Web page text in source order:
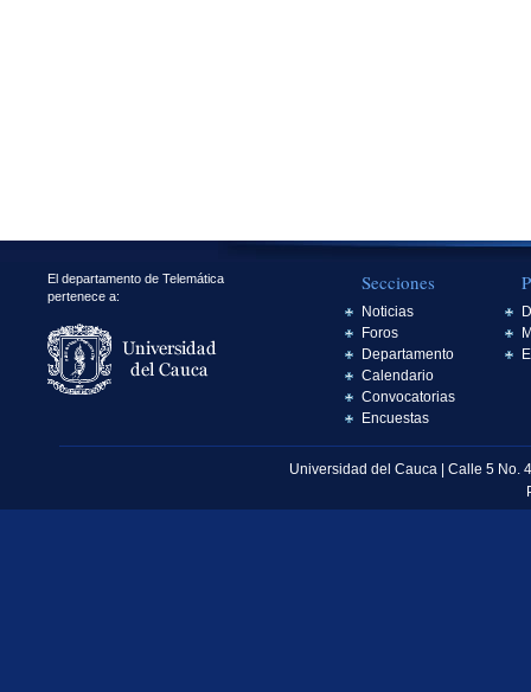
El departamento de Telemática
pertenece a:
Secciones
Noticias
Foros
Departamento
Calendario
Convocatorias
Encuestas
Universidad del Cauca | Calle 5 No.